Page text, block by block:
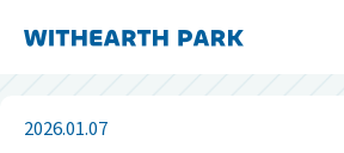
2026.01.07